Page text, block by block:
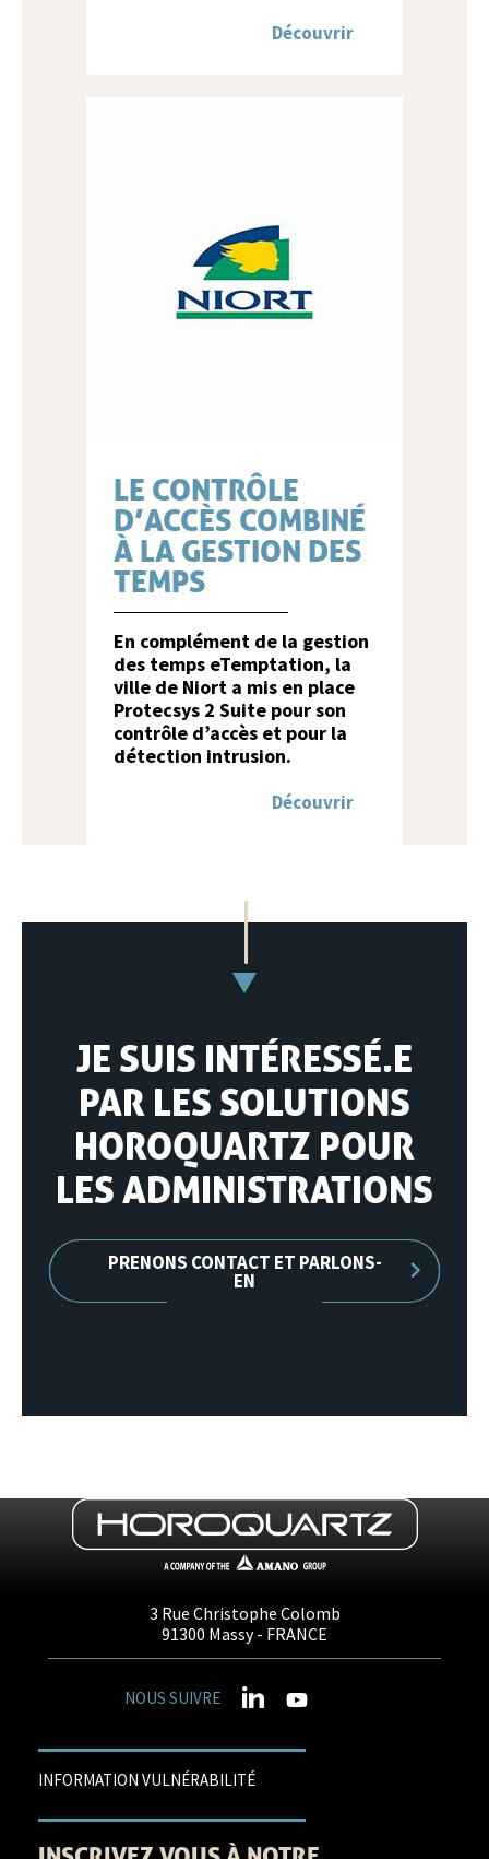
Découvrir
LE CONTRÔLE
D’ACCÈS COMBINÉ
À LA GESTION DES
TEMPS
En complément de la gestion
des temps eTemptation, la
ville de Niort a mis en place
Protecsys 2 Suite pour son
contrôle d’accès et pour la
détection intrusion.
Découvrir
JE SUIS INTÉRESSÉ.E
PAR LES SOLUTIONS
HOROQUARTZ POUR
LES ADMINISTRATIONS
PRENONS CONTACT ET PARLONS-
EN
3 Rue Christophe Colomb
91300 Massy- FRANCE
NOUS SUIVRE
INFORMATION VULNÉRABILITÉ